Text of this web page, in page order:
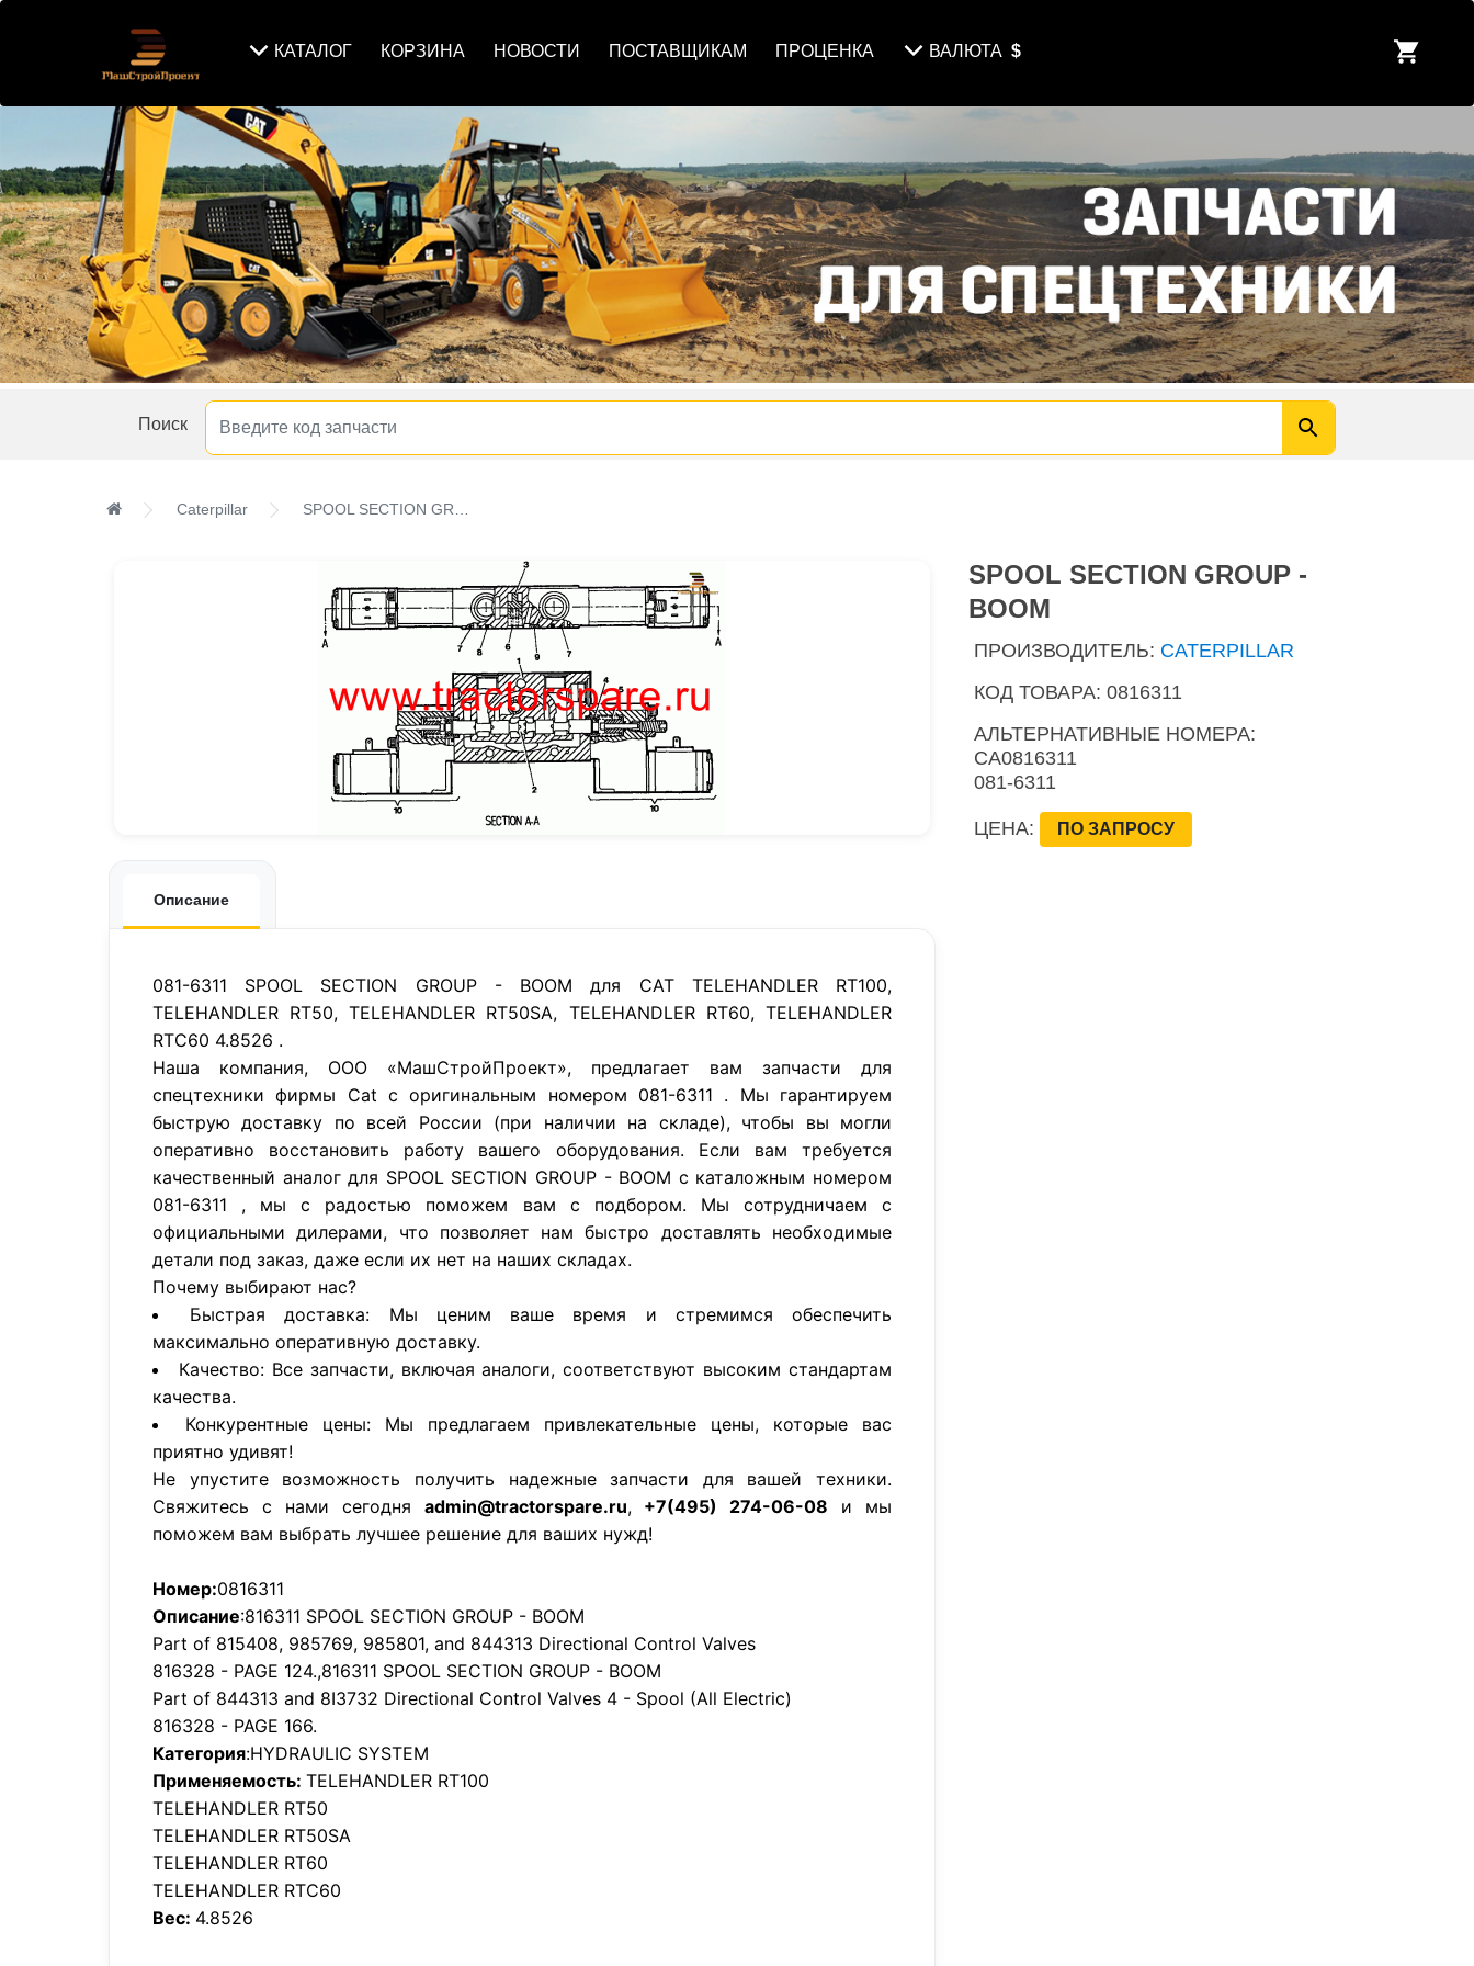
КАТАЛОГ КОРЗИНА НОВОСТИ ПОСТАВЩИКАМ ПРОЦЕНКА ВАЛЮТА $
Поиск
Caterpillar SPOOL SECTION GROUP - BOOM
Описание
081-6311 SPOOL SECTION GROUP - BOOM для CAT TELEHANDLER RT100,
TELEHANDLER RT50, TELEHANDLER RT50SA, TELEHANDLER RT60, TELEHANDLER
RTC60 4.8526 .
Наша компания, ООО «МашСтройПроект», предлагает вам запчасти для
спецтехники фирмы Cat с оригинальным номером 081-6311 . Мы гарантируем
быструю доставку по всей России (при наличии на складе), чтобы вы могли
оперативно восстановить работу вашего оборудования. Если вам требуется
качественный аналог для SPOOL SECTION GROUP - BOOM с каталожным номером
081-6311 , мы с радостью поможем вам с подбором. Мы сотрудничаем с
официальными дилерами, что позволяет нам быстро доставлять необходимые
детали под заказ, даже если их нет на наших складах.
Почему выбирают нас?
Быстрая доставка: Мы ценим ваше время и стремимся обеспечить
максимально оперативную доставку.
Качество: Все запчасти, включая аналоги, соответствуют высоким стандартам
качества.
Конкурентные цены: Мы предлагаем привлекательные цены, которые вас
приятно удивят!
Не упустите возможность получить надежные запчасти для вашей техники.
Свяжитесь с нами сегодня admin@tractorspare.ru, +7(495) 274-06-08 и мы
поможем вам выбрать лучшее решение для ваших нужд!
Номер:0816311
Описание:816311 SPOOL SECTION GROUP - BOOM
Part of 815408, 985769, 985801, and 844313 Directional Control Valves
816328 - PAGE 124.,816311 SPOOL SECTION GROUP - BOOM
Part of 844313 and 8I3732 Directional Control Valves 4 - Spool (All Electric)
816328 - PAGE 166.
Категория:HYDRAULIC SYSTEM
Применяемость: TELEHANDLER RT100
TELEHANDLER RT50
TELEHANDLER RT50SA
TELEHANDLER RT60
TELEHANDLER RTC60
Вес: 4.8526
SPOOL SECTION GROUP -
BOOM
ПРОИЗВОДИТЕЛЬ: CATERPILLAR
КОД ТОВАРА: 0816311
АЛЬТЕРНАТИВНЫЕ НОМЕРА:
CA0816311
081-6311
ЦЕНА: ПО ЗАПРОСУ